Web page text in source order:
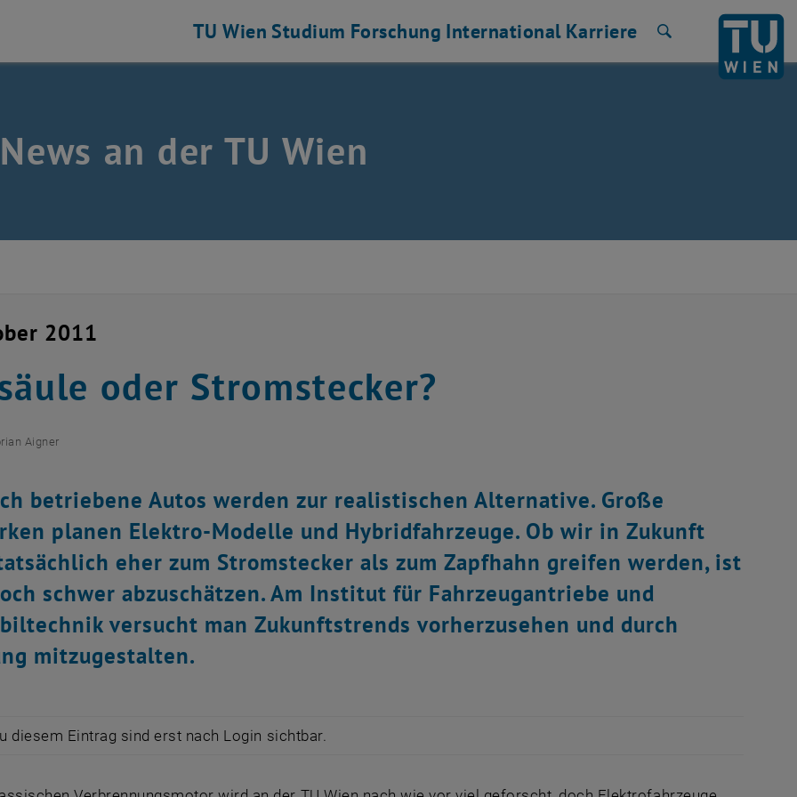
TU Wien Studium Forschung International Karriere
an der TU Wien
2011
oder Stromstecker?
Aigner
betriebene Autos werden zur realistischen Alternative. Große
planen Elektro-Modelle und Hybridfahrzeuge. Ob wir in Zukunft
eher zum Stromstecker als zum Zapfhahn greifen werden, ist
schwer abzuschätzen. Am Institut für Fahrzeugantriebe und
versucht man Zukunftstrends vorherzusehen und durch
mitzugestalten.
diesem Eintrag sind erst nach Login sichtbar.